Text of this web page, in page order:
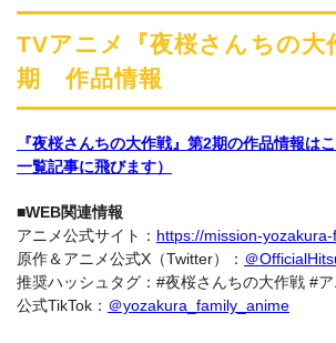
TVアニメ『夜桜さんちの大
期 作品情報
『夜桜さんちの大作戦』第2期の作品情報は
一覧記事に飛びます）
■WEB関連情報
アニメ公式サイト： https://mission-yozakura-
原作＆アニメ公式X（Twitter）： ＠
推奨ハッシュタグ：#夜桜さんちの大作戦 #
公式TikTok： ＠yozakura_family_anime